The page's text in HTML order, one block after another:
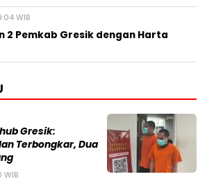
WIB
2 Pemkab Gresik dengan Harta
Gresik:
Terbongkar, Dua
WIB